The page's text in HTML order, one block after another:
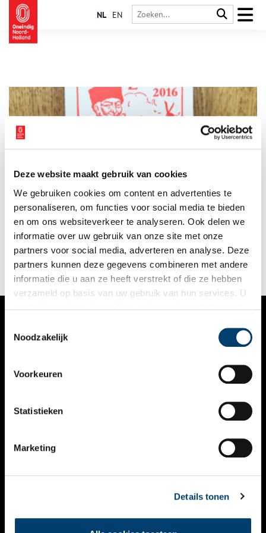
Deze website maakt gebruik van cookies
We gebruiken cookies om content en advertenties te
personaliseren, om functies voor social media te bieden
en om ons websiteverkeer te analyseren. Ook delen we
informatie over uw gebruik van onze site met onze
partners voor social media, adverteren en analyse. Deze
partners kunnen deze gegevens combineren met andere
informatie die u aan ze heeft verstrekt of die ze hebben
verzameld op basis van uw gebruik van hun services. U
Noodzakelijk
Voorkeuren
Statistieken
Marketing
Details tonen
NL EN
Als je de Enkhuizer Almanak openslaat vind je al snel
‘deskundige raadgevingen en wetenswaardigheden die het
leven gemakkelijk maken’. Handig! Zo’n klein oranje boekje van
ruim vier eeuwen oud.
VERHALEN
KALENDER
THEMA’S
VIDEO’S
CONTACT